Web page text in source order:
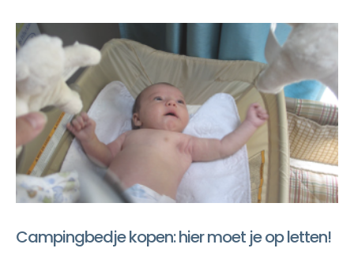
Campingbedje kopen: hier moet je op letten!